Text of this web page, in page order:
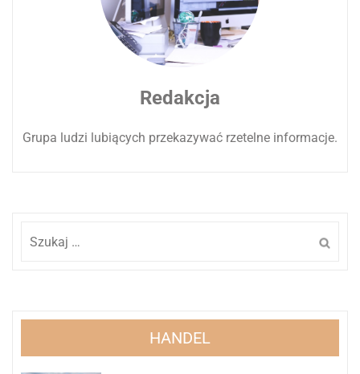
Redakcja
Grupa ludzi lubiących przekazywać rzetelne informacje.
HANDEL